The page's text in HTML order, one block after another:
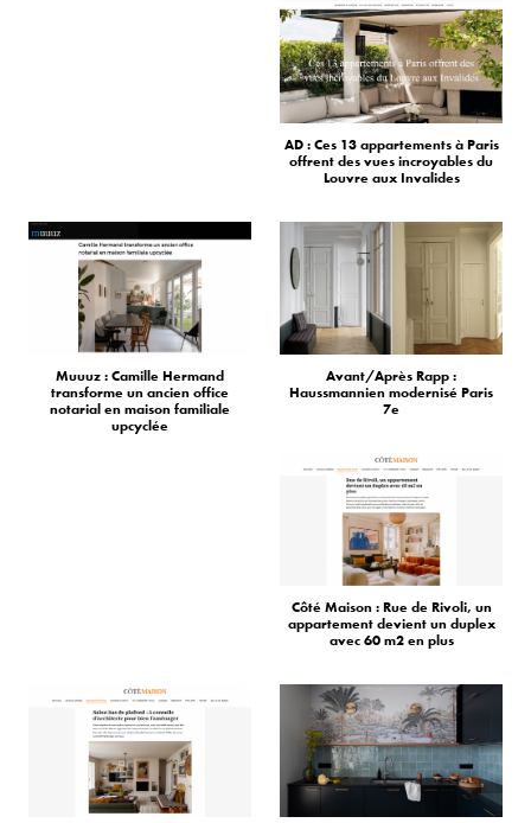
AD : Ces 13 appartements à Paris
offrent des vues incroyables du
Louvre aux Invalides
Muuuz : Camille Hermand
transforme un ancien office
notarial en maison familiale
upcyclée
Avant/Après Rapp :
Haussmannien modernisé Paris
7e
Côté Maison : Rue de Rivoli, un
appartement devient un duplex
avec 60 m2 en plus